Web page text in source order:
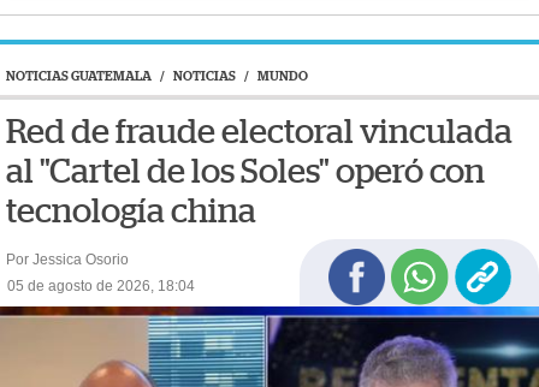
NOTICIAS GUATEMALA / NOTICIAS / MUNDO
Red de fraude electoral vinculada
al "Cartel de los Soles" operó con
tecnología china
Por Jessica Osorio
05 de agosto de 2026, 18:04